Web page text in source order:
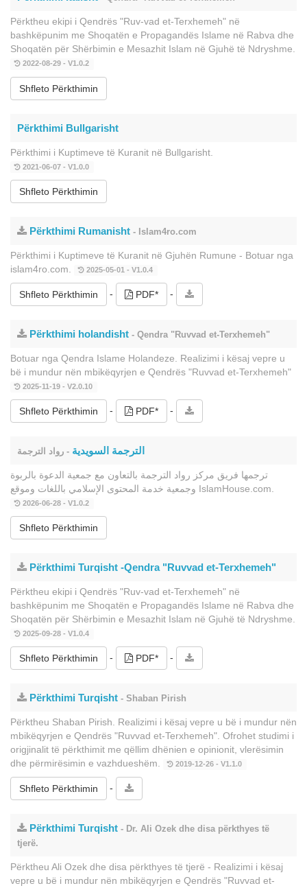
Përktheu ekipi i Qendrës "Ruv-vad et-Terxhemeh" në
bashkëpunim me Shoqatën e Propagandës Islame në Rabva dhe
Shoqatën për Shërbimin e Mesazhit Islam në Gjuhë të Ndryshme.
2022-08-29 - V1.0.2
Shfleto Përkthimin
Përkthimi Bullgarisht
Përkthimi i Kuptimeve të Kuranit në Bullgarisht.
2021-06-07 - V1.0.0
Shfleto Përkthimin
Përkthimi Rumanisht - Islam4ro.com
Përkthimi i Kuptimeve të Kuranit në Gjuhën Rumune - Botuar nga
islam4ro.com.
2025-05-01 - V1.0.4
Shfleto Përkthimin - PDF* -
Përkthimi holandisht - Qendra "Ruvvad et-Terxhemeh"
Botuar nga Qendra Islame Holandeze. Realizimi i kësaj vepre u
bë i mundur nën mbikëqyrjen e Qendrës "Ruvvad et-Terxhemeh"
2025-11-19 - V2.0.10
Shfleto Përkthimin - PDF* -
الترجمة السويدية - رواد الترجمة
ترجمها فريق مركز رواد الترجمة بالتعاون مع جمعية الدعوة بالربوة
وجمعية خدمة المحتوى الإسلامي باللغات وموقع IslamHouse.com.
2026-06-28 - V1.0.2
Shfleto Përkthimin
Përkthimi Turqisht -Qendra "Ruvvad et-Terxhemeh"
Përktheu ekipi i Qendrës "Ruv-vad et-Terxhemeh" në
bashkëpunim me Shoqatën e Propagandës Islame në Rabva dhe
Shoqatën për Shërbimin e Mesazhit Islam në Gjuhë të Ndryshme.
2025-09-28 - V1.0.4
Shfleto Përkthimin - PDF* -
Përkthimi Turqisht - Shaban Pirish
Përktheu Shaban Pirish. Realizimi i kësaj vepre u bë i mundur nën
mbikëqyrjen e Qendrës "Ruvvad et-Terxhemeh". Ofrohet studimi i
origjinalit të përkthimit me qëllim dhënien e opinionit, vlerësimin
dhe përmirësimin e vazhdueshëm.
2019-12-26 - V1.1.0
Shfleto Përkthimin -
Përkthimi Turqisht - Dr. Ali Ozek dhe disa përkthyes të
tjerë.
Përktheu Ali Ozek dhe disa përkthyes të tjerë - Realizimi i kësaj
vepre u bë i mundur nën mbikëqyrjen e Qendrës "Ruvvad et-